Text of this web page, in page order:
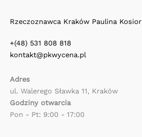
Rzeczoznawca Kraków Paulina Kosior
+(48) 531 808 818
kontakt@pkwycena.pl
Adres
ul. Walerego Sławka 11, Kraków
Godziny otwarcia
Pon - Pt: 9:00 - 17:00